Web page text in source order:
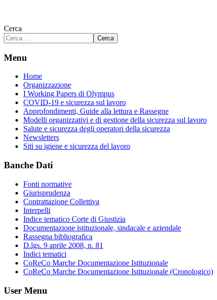
Cerca
Cerca
Menu
Home
Organizzazione
I Working Papers di Olympus
COVID-19 e sicurezza sul lavoro
Approfondimenti, Guide alla lettura e Rassegne
Modelli organizzativi e di gestione della sicurezza sul lavoro
Salute e sicurezza degli operatori della sicurezza
Newsletters
Siti su igiene e sicurezza del lavoro
Banche Dati
Fonti normative
Giurisprudenza
Contrattazione Collettiva
Interpelli
Indice tematico Corte di Giustizia
Documentazione istituzionale, sindacale e aziendale
Rassegna bibliografica
D.lgs. 9 aprile 2008, n. 81
Indici tematici
CoReCo Marche Documentazione Istituzionale
CoReCo Marche Documentazione Istituzionale (Cronologico)
User Menu